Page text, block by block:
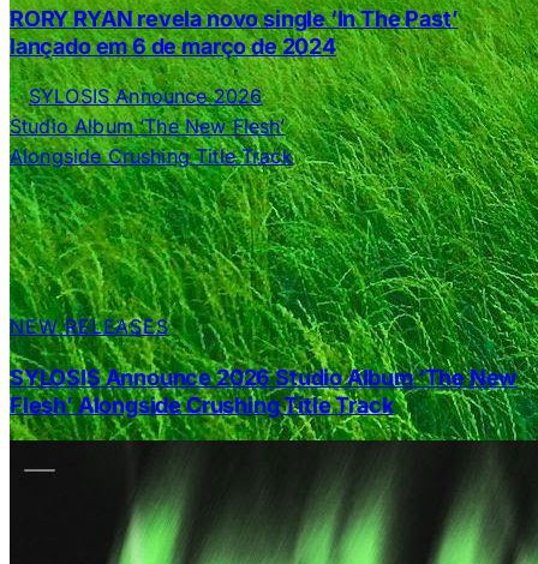
RORY RYAN revela novo single ‘In The Past’
lançado em 6 de março de 2024
NEW RELEASES
SYLOSIS Announce 2026 Studio Album ‘The New
Flesh’ Alongside Crushing Title Track